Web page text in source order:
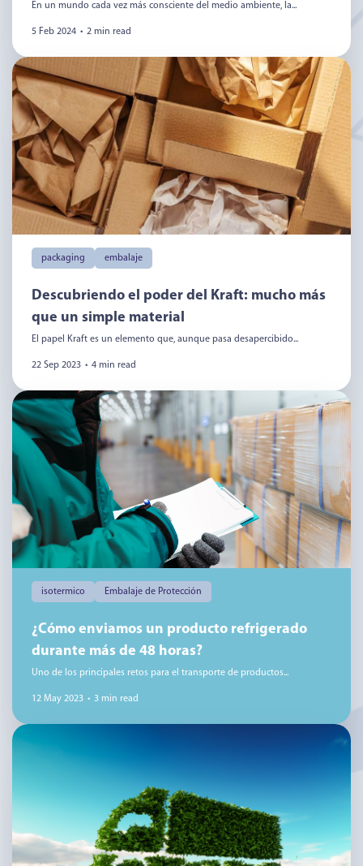
En un mundo cada vez más consciente del medio ambiente, la...
5 Feb 2024 • 2 min read
packaging embalaje
Descubriendo el poder del Kraft: mucho más
que un simple material
El papel Kraft es un elemento que, aunque pasa desapercibido...
22 Sep 2023 • 4 min read
isotermico Embalaje de Protección
¿Cómo enviamos un producto refrigerado
durante más de 48 horas?
Uno de los principales retos para el transporte de productos...
12 May 2023 • 3 min read